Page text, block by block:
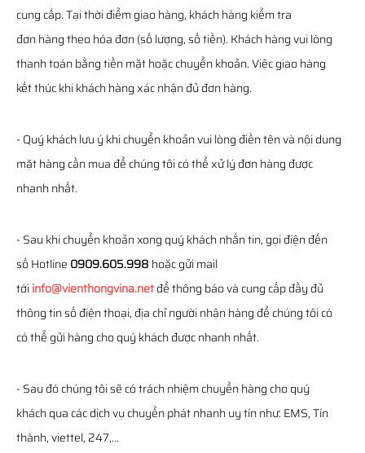
cung cấp. Tại thời điểm giao hàng, khách hàng kiểm tra
đơn hàng theo hóa đơn (số lượng, số tiền). Khách hàng vui lòng
thanh toán bằng tiền mặt hoặc chuyển khoản. Việc giao hàng
kết thúc khi khách hàng xác nhận đủ đơn hàng.
- Quý khách lưu ý khi chuyển khoản vui lòng điền tên và nội dung
mặt hàng cần mua để chúng tôi có thể xử lý đơn hàng được
nhanh nhất.
- Sau khi chuyển khoản xong quý khách nhắn tin, gọi điện đến
số Hotline 0909.605.998 hoặc gửi mail
tớiinfo@vienthongvina.netđể thông báo và cung cấp đầy đủ
thông tin số điện thoại, địa chỉ người nhận hàng để chúng tôi có
có thể gửi hàng cho quý khách được nhanh nhất.
- Sau đó chúng tôi sẽ có trách nhiệm chuyển hàng cho quý
khách qua các dịch vụ chuyển phát nhanh uy tín như: EMS, Tín
thành, viettel, 247,...